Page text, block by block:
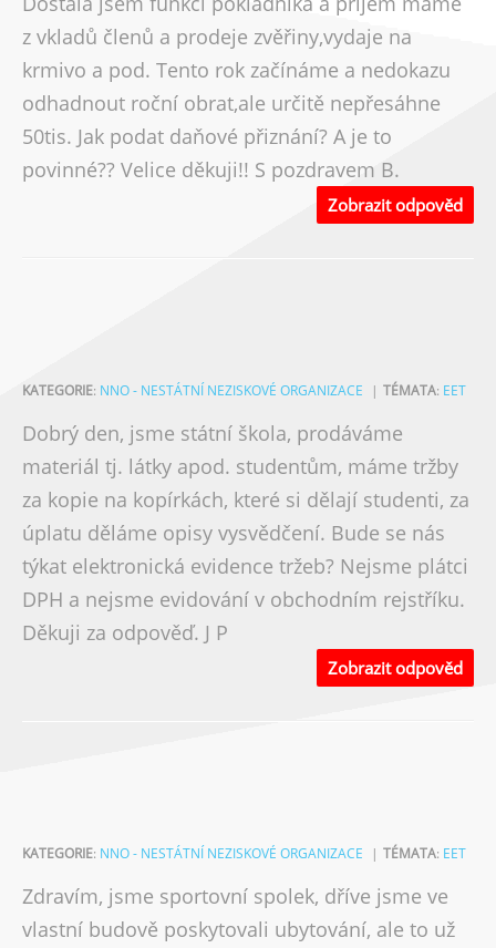
z vkladů členů a prodeje zvěřiny,vydaje na
krmivo a pod. Tento rok začínáme a nedokazu
odhadnout roční obrat,ale určitě nepřesáhne
50tis. Jak podat daňové přiznání? A je to
povinné?? Velice děkuji!! S pozdravem B.
Zobrazit odpověd
KATEGORIE: NNO - NESTÁTNÍ NEZISKOVÉ ORGANIZACE TÉMATA: EET
Dobrý den, jsme státní škola, prodáváme
materiál tj. látky apod. studentům, máme tržby
za kopie na kopírkách, které si dělají studenti, za
úplatu děláme opisy vysvědčení. Bude se nás
týkat elektronická evidence tržeb? Nejsme plátci
DPH a nejsme evidování v obchodním rejstříku.
Děkuji za odpověď. J P
Zobrazit odpověd
KATEGORIE: NNO - NESTÁTNÍ NEZISKOVÉ ORGANIZACE TÉMATA: EET
Zdravím, jsme sportovní spolek, dříve jsme ve
vlastní budově poskytovali ubytování, ale to už